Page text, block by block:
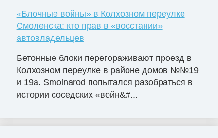
«Блочные войны» в Колхозном переулке
Смоленска: кто прав в «восстании»
автовладельцев
Бетонные блоки перегораживают проезд в
Колхозном переулке в районе домов №№19
и 19а. Smolnarod попытался разобраться в
истории соседских «войн&#...